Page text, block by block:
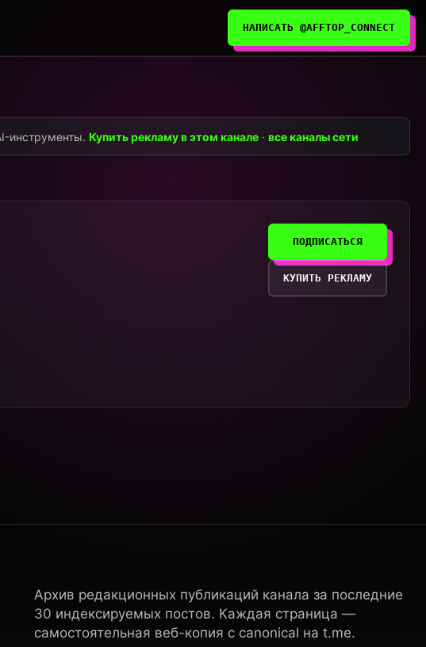
НАПИСАТЬ @AFFTOP_CONNECT
инструменты.Купить рекламу в этом канале ·все каналы сети
ПОДПИСАТЬСЯ
КУПИТЬ РЕКЛАМУ
Архив редакционных публикаций канала за последние
30 индексируемых постов. Каждая страница —
самостоятельная веб-копия с canonical на t.me.